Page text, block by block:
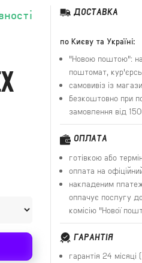
ДОСТАВКА
по Києву та Україні:
"Новою поштою": на
поштомат,
самовивіз із
безкоштовно при
замовлення від
ОПЛАТА
готівкою або
оплата на
накладеним
оплачує послугу
комісію "Нової
ГАРАНТІЯ
гарантія 24 місяці